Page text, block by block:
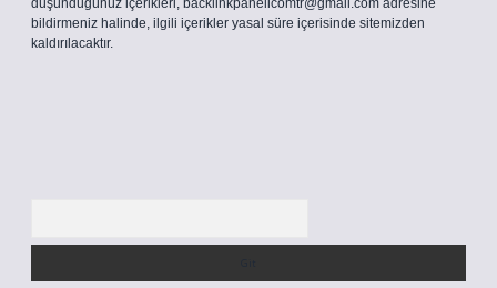
düşündüğünüz içerikleri, backlinkpanelicomtr@gmail.com adresine
bildirmeniz halinde, ilgili içerikler yasal süre içerisinde sitemizden
kaldırılacaktır.